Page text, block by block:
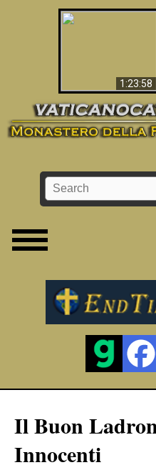
1:23:58
Il Buon
Innocenti